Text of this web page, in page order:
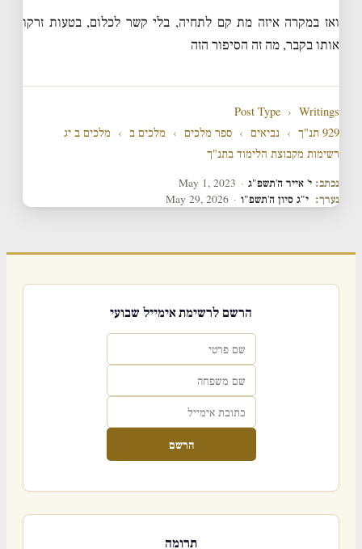
ואז במקרה איזה מת קם לתחיה, בלי קשר לכלום, בטעות זרקו
אותו בקבר, מה זה הסיפור הזה
Post Type › Writings
929 תנ"ך
› נביאים › ספר מלכים › מלכים ב ›
מלכים ב יג
רשימות מקבוצת הלימוד בתנ"ך
נכתב: י' אייר ה'תשפ"ג ·
May 1, 2023
נערך: י"ג סיון ה'תשפ"ו ·
May 29, 2026
הרשם לרשימת אימייל שבועי
הרשם
תרומה